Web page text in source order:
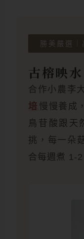
勝美嚴選｜
古榕映
合作小農李
培 慢慢養成
鳥苷酸跟天
挑，每一朵
合每週煮 1-